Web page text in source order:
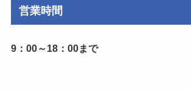
営業時間
9：00～18：00まで